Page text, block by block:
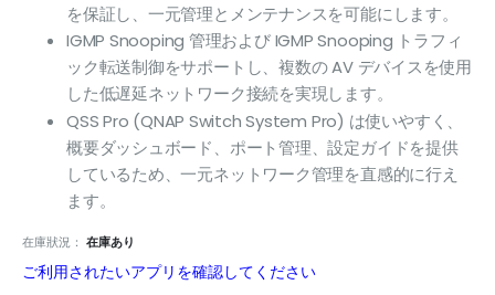
を保証し、一元管理とメンテナンスを可能にします。
IGMP Snooping 管理および IGMP Snooping トラフィ
ック転送制御をサポートし、複数の AV デバイスを使用
した低遅延ネットワーク接続を実現します。
QSS Pro (QNAP Switch System Pro) は使いやすく、
概要ダッシュボード、ポート管理、設定ガイドを提供
しているため、一元ネットワーク管理を直感的に行え
ます。
在庫狀況： 在庫あり
ご利用されたいアプリを確認してください